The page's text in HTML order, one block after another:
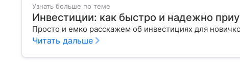
Узнать больше по теме
Инвестиции: как быстро и надежно
Просто и емко расскажем об инвестициях для
Читать дальше